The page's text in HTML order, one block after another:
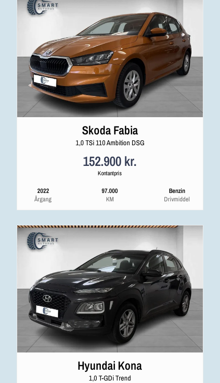
Skoda Fabia
1,0 TSi 110 Ambition DSG
152.900 kr.
Kontantpris
2022
Årgang
97.000
KM
Benzin
Drivmiddel
Hyundai Kona
1,0 T-GDi Trend